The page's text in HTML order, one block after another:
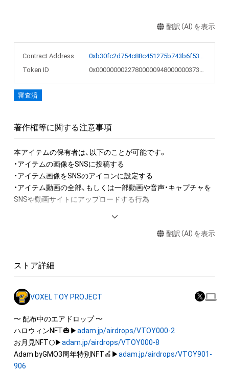
翻訳（AI）を表示
Contract Address
0xb30fc2d754c88c451275b743b6f530f19f643683
Token ID
0x00000000227800000948000000373b0c
審査済
著作権等に関する注意事項
本アイテムの保有者は、以下のことが可能です。
・アイテムの画像をSNSに投稿する
・アイテム画像をSNSのアイコンに設定する
・アイテム動画の全部、もしくは一部動画や音声・キャプチャを
SNSや動画サイトにアップロードする行為
・本アイテムに関する創作物(画像および映像、音楽、商標または
産権(それらの権利を取得し、又はそれらの権利につき登録等を
作権を有する方、著作隣接権の権利者またはその管理委託を受
けている者によって保護されています。そのため、本アイテム
を保有していたとしても、本アイテムに関する創作物にかかる
知的財産権を有することを意味しません。
・本アイテムの著作権を有する方、著作隣接権の権利者またはそ
の管理委託を受けている者からの事前の同意なしに、上記の「本
アイテムの保有者が有する権利」の範囲を超えた行為、知的財産
翻訳（AI）を表示
ストア詳細
VOXEL TOY PROJECT
〜 配布中のエアドロップ 〜
ハロウィンNFT🎃▶adam.jp/airdrops/VTOY000-2
お月見NFT🌕▶adam.jp/airdrops/VTOY000-8
Adam byGMO3周年特別NFT🍎▶adam.jp/airdrops/VTOY901-
906